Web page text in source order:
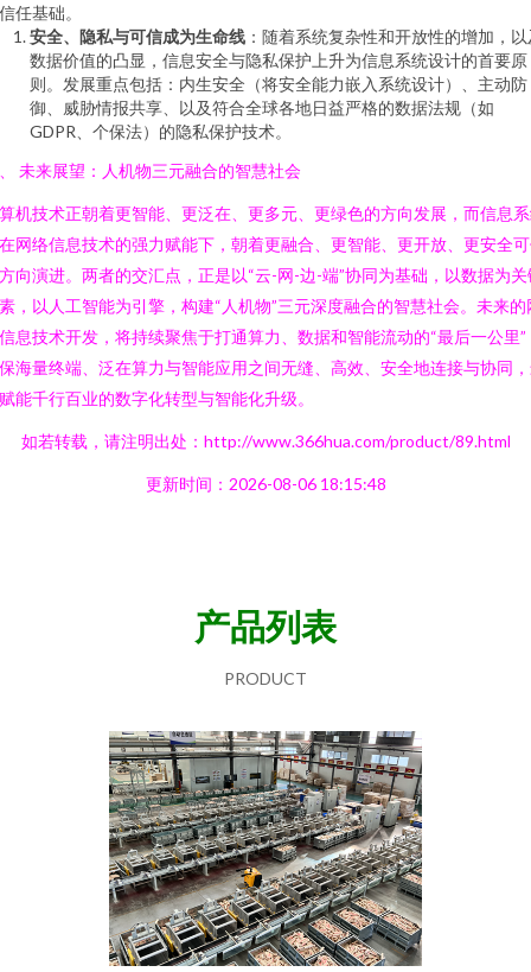
任基础。
安全、隐私与可信成为生命线 ：随着系统复杂性和开放性的增加，
数据价值的凸显，信息安全与隐私保护上升为信息系统设计的首要原
则。发展重点包括：内生安全（将安全能力嵌入系统设计）、主动防
御、威胁情报共享、以及符合全球各地日益严格的数据法规（如
GDPR、个保法）的隐私保护技术。
未来展望：人机物三元融合的智慧社会
机技术正朝着更智能、更泛在、更多元、更绿色的方向发展，而信息
网络信息技术的强力赋能下，朝着更融合、更智能、更开放、更安全
向演进。两者的交汇点，正是以“云-网-边-端”协同为基础，以数据为关
，以人工智能为引擎，构建“人机物”三元深度融合的智慧社会。未来的
息技术开发，将持续聚焦于打通算力、数据和智能流动的“最后一公里”
海量终端、泛在算力与智能应用之间无缝、高效、安全地连接与协同
能千行百业的数字化转型与智能化升级。
如若转载，请注明出处：http://www.366hua.com/product/89.html
更新时间：2026-08-06 18:15:48
产品列表
PRODUCT